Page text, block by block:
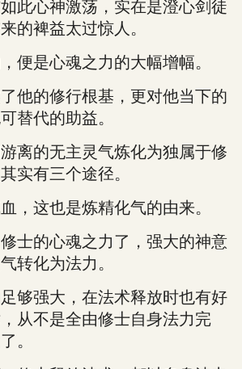
心神激荡，实在是澄心剑徒
的裨益太过惊人。
是心魂之力的大幅增幅。
的修行根基，更对他当下的
替代的助益。
的无主灵气炼化为独属于修
实有三个途径。
这也是炼精化气的由来。
的心魂之力了，强大的神意
转化为法力。
强大，在法术释放时也有好
从不是全由修士自身法力完
。